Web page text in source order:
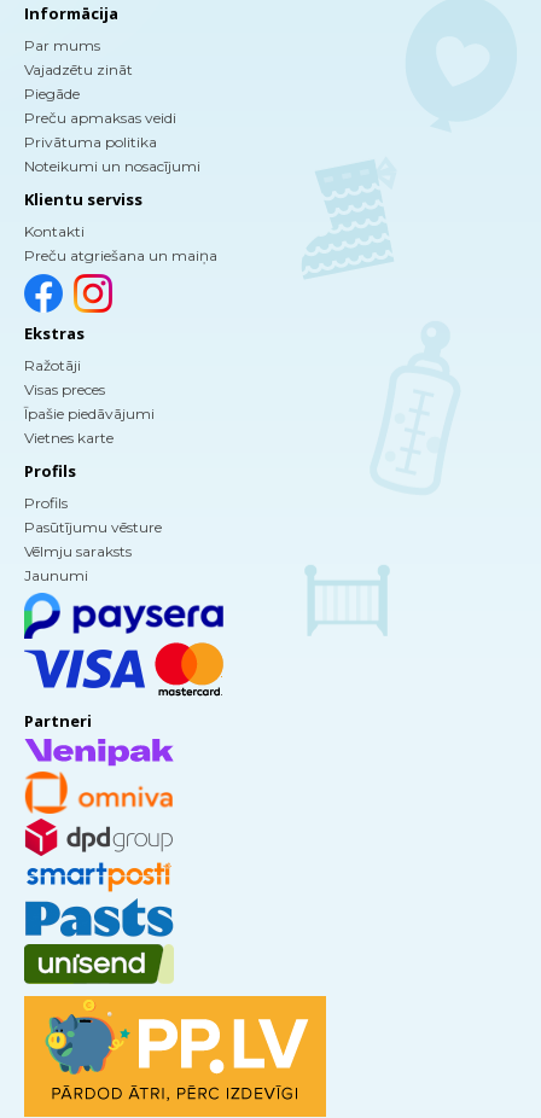
Informācija
Par mums
Vajadzētu zināt
Piegāde
Preču apmaksas veidi
Privātuma politika
Noteikumi un nosacījumi
Klientu serviss
Kontakti
Preču atgriešana un maiņa
Ekstras
Ražotāji
Visas preces
Īpašie piedāvājumi
Vietnes karte
Profils
Profils
Pasūtījumu vēsture
Vēlmju saraksts
Jaunumi
Partneri